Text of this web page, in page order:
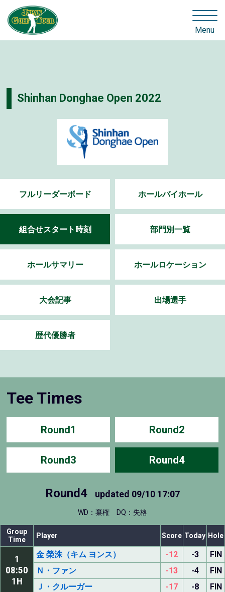
Menu
Shinhan Donghae Open 2022
フルリーダーボード ホールバイホール
組合せスタート時刻 部門別一覧
ホールサマリー ホールロケーション
大会記事 出場選手
歴代優勝者
Tee Times
Round1 Round2
Round3 Round4
Round4 updated 09/10 17:07
WD：棄権 DQ：失格
Group
Time
Player Score Today Hole
1
08:50
1H
金 榮洙（キム ヨンス） -12 -3
FIN
Ｎ・ファン
-13 -4
FIN
Ｊ・クルーガー
-17 -8 FIN